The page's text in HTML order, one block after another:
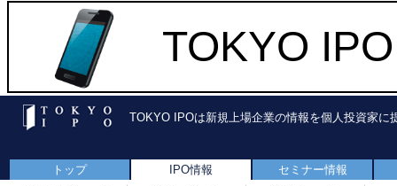
TOKYO
TOKYO IPOは新規上場企業の情報を個人投資家に
トップ IPO情報
セミナー情報